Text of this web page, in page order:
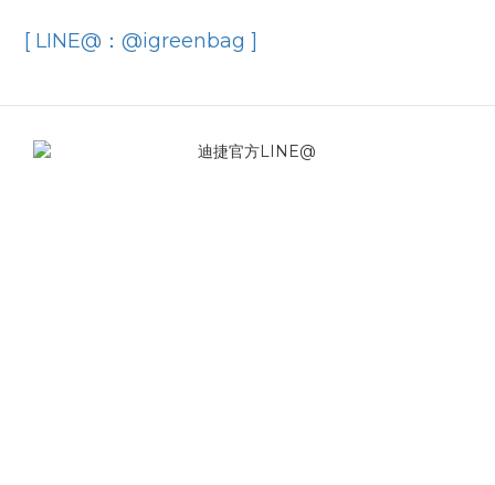
[ LINE@：@igreenbag ]